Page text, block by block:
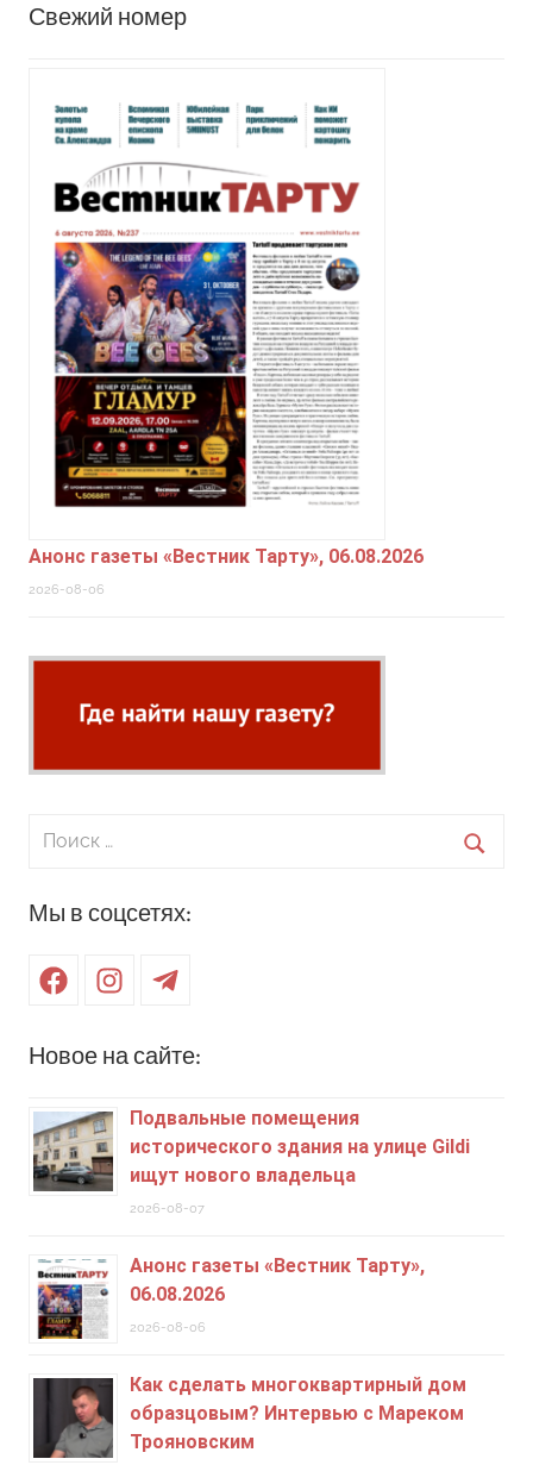
Свежий номер
Анонс газеты «Вестник Тарту», 06.08.2026
2026-08-06
Поиск
Мы в соцсетях:
FacebookInstagramTelegram
Новое на сайте:
Подвальные помещения
исторического здания на улице Gildi
ищут нового владельца
2026-08-07
Анонс газеты «Вестник Тарту»,
06.08.2026
2026-08-06
Как сделать многоквартирный дом
образцовым? Интервью с Мареком
Трояновским